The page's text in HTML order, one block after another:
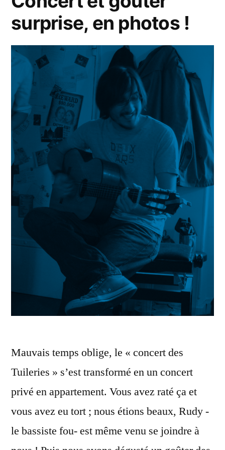
surprise, en photos !
Mauvais temps oblige, le « concert des
Tuileries » s’est transformé en un concert
privé en appartement. Vous avez raté ça et
vous avez eu tort ; nous étions beaux, Rudy -
le bassiste fou- est même venu se joindre à